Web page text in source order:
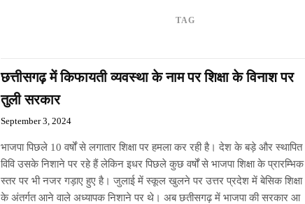
TAG
छत्तीसगढ़ में किफायती व्यवस्था के नाम पर शिक्षा के विनाश पर
तुली सरकार
September 3, 2024
भाजपा पिछले 10 वर्षों से लगातार शिक्षा पर हमला कर रही है। देश के बड़े और स्थापित
विवि उसके निशाने पर रहे हैं लेकिन इधर पिछले कुछ वर्षों से भाजपा शिक्षा के प्रारम्भिक
स्तर पर भी नजर गड़ाए हुए है। जुलाई में स्कूल खुलने पर उत्तर प्रदेश में बेसिक शिक्षा
के अंतर्गत आने वाले अध्यापक निशाने पर थे। अब छतीसगढ़ में भाजपा की सरकार आ